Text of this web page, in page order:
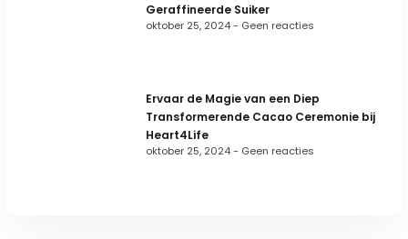
Geraffineerde Suiker
oktober 25, 2024 Geen reacties
Ervaar de Magie van een Diep
Transformerende Cacao Ceremonie bij
Heart4Life
oktober 25, 2024 Geen reacties